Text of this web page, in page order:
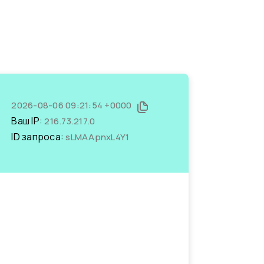
2026-08-06 09:21:54 +0000
Ваш IP:216.73.217.0
ID запроса:sLMAApnxL4Y1